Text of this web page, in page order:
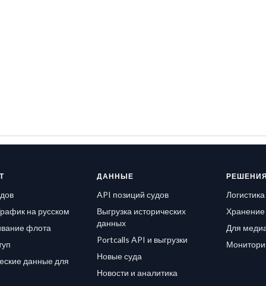
на русском
флота
данные для
ДАННЫЕ
API позиций судов
Выгрузка исторических
данных
Portcalls API и выгрузки
Новые суда
Новости и аналитика
Логистика
Хранение
Для